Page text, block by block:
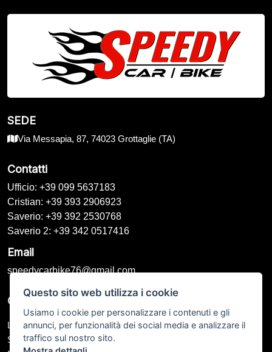
Questo sito web utilizza i cookie
Usiamo i cookie per personalizzare i contenuti e gli
annunci, per funzionalità dei social media e analizzare il
traffico sul nostro sito.
SEDE
Via Messapia, 87, 74023 Grottaglie (TA)
Contatti
Ufficio: +39 099 5637183
Cristian: +39 393 2906923
Saverio: +39 392 2530768
Saverio 2: +39 342 0517416
Email
speedycarbike76@gmail.com
Orari di Apertura
Lunedì – Venerdì: 09:00 - 13:00 / 16:00 - 20:00
Sabato: 09:00 - 13:00 / Chiuso